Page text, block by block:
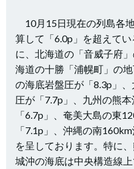
10月15日現在の列島各
算して「6.0p」を超えて
に、北海道の「音威子府
海道の十勝「浦幌町」の
の海底岩盤圧が「8.3p」
圧が「7.7p」、九州の熊
「6.7p」、奄美大島の東
「7.1p」、沖縄の南
を呈しております。特に
城沖の海底は中央構造線